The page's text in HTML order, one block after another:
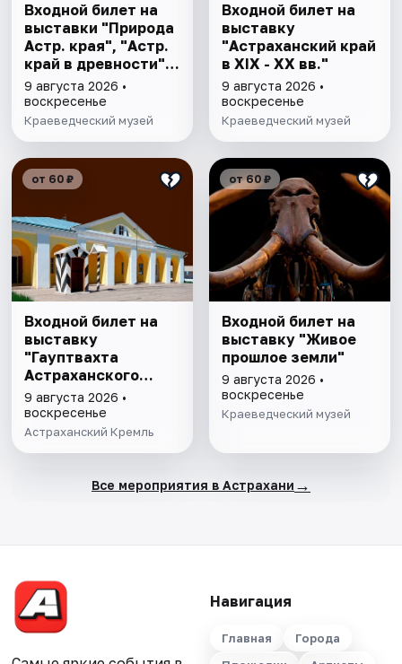
Входной билет на
выставки "Природа
Астр. края", "Астр.
край в древности",
"Заселение Астр.
края"
9 августа 2026 •
воскресенье
Краеведческий музей
Входной билет на
выставку
"Астраханский край
в XIX - XX вв."
9 августа 2026 •
воскресенье
Краеведческий музей
от 60 ₽
Входной билет на
выставку
"Гауптвахта
Астраханского
гарнизона. XIX в."
9 августа 2026 •
воскресенье
Астраханский Кремль
от 60 ₽
Входной билет на
выставку "Живое
прошлое земли"
9 августа 2026 •
воскресенье
Краеведческий музей
Все мероприятия в Астрахани →
Навигация
Главная
Города